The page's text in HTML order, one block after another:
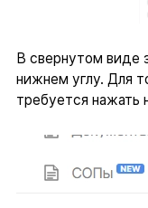
В свернутом виде
нижнем углу. Для
требуется